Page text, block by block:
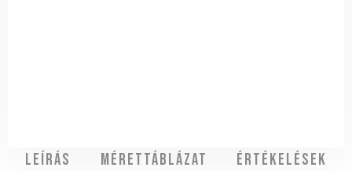
Leírás Mérettáblázat
Értékelések